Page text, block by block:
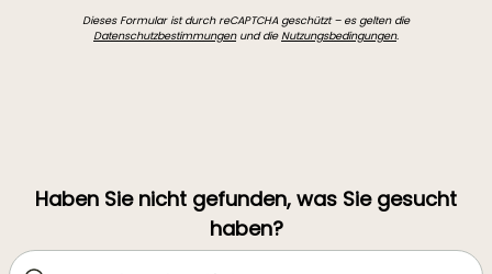
Dieses Formular ist durch reCAPTCHA geschützt – es gelten die
Datenschutzbestimmungenund dieNutzungsbedingungen.
Haben Sie nicht gefunden, was Sie gesucht
haben?